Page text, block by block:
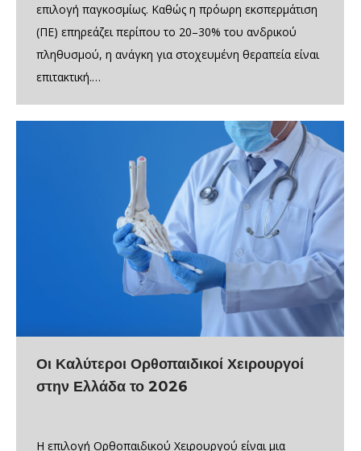
επιλογή παγκοσμίως. Καθώς η πρόωρη εκσπερμάτιση
(ΠΕ) επηρεάζει περίπου το 20–30% του ανδρικού
πληθυσμού, η ανάγκη για στοχευμένη θεραπεία είναι
επιτακτική.…
Οι Καλύτεροι Ορθοπαιδικοί Χειρουργοί
στην Ελλάδα το 2026
Η επιλογή Ορθοπαιδικού Χειρουργού είναι μια